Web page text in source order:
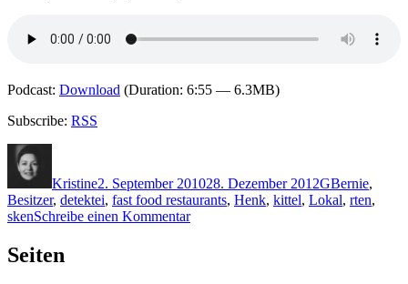
Podcast: Download (Duration: 6:55 — 6.3MB)
Subscribe: RSS
Kristine2. September 201028. Dezember 2012GBernie,
Besitzer, detektei, fast food restaurants, Henk, kittel, Lokal, rten,
skenSchreibe einen Kommentarzu
Seiten